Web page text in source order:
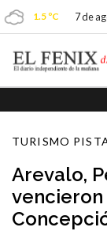
1.5 ºC 7 de
TURISMO
Arevalo,
vencieron